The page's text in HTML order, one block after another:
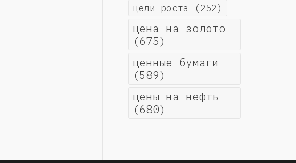
цели роста (252)
цена на золото
(675)
ценные бумаги
(589)
цены на нефть
(680)